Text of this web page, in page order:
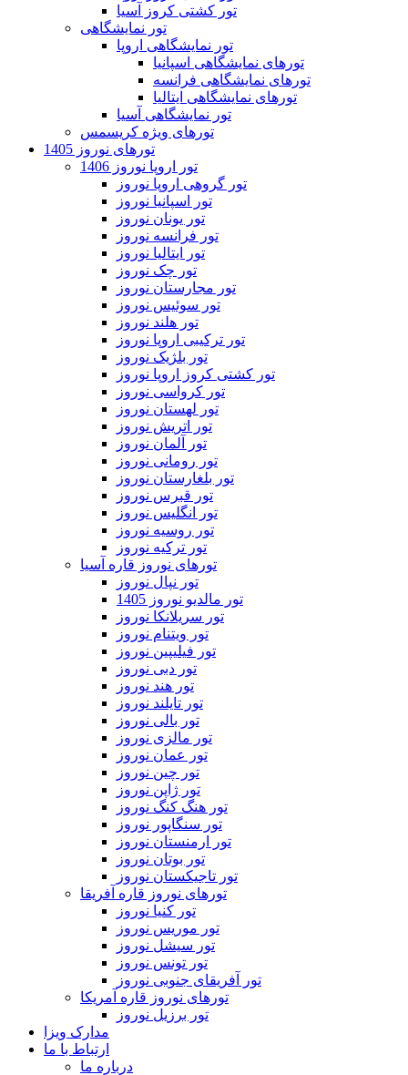
تور کشتی کروز آسیا
تور نمایشگاهی
تور نمایشگاهی اروپا
تورهای نمایشگاهی اسپانیا
تورهای نمایشگاهی فرانسه
تورهای نمایشگاهی ایتالیا
تور نمایشگاهی آسیا
تورهای ویژه کریسمس
تورهای نوروز 1405
تور اروپا نوروز 1406
تور گروهی اروپا نوروز
تور اسپانیا نوروز
تور یونان نوروز
تور فرانسه نوروز
تور ایتالیا نوروز
تور چک نوروز
تور مجارستان نوروز
تور سوئیس نوروز
تور هلند نوروز
تور ترکیبی اروپا نوروز
تور بلژیک نوروز
تور کشتی کروز اروپا نوروز
تور کرواسی نوروز
تور لهستان نوروز
تور اتریش نوروز
تور آلمان نوروز
تور رومانی نوروز
تور بلغارستان نوروز
تور قبرس نوروز
تور انگلیس نوروز
تور روسیه نوروز
تور ترکیه نوروز
تورهای نوروز قاره آسیا
تور نپال نوروز
تور مالدیو نوروز 1405
تور سریلانکا نوروز
تور ویتنام نوروز
تور فیلیپین نوروز
تور دبی نوروز
تور هند نوروز
تور تایلند نوروز
تور بالی نوروز
تور مالزی نوروز
تور عمان نوروز
تور چین نوروز
تور ژاپن نوروز
تور هنگ کنگ نوروز
تور سنگاپور نوروز
تور ارمنستان نوروز
تور بوتان نوروز
تور تاجیکستان نوروز
تورهای نوروز قاره آفریقا
تور کنیا نوروز
تور موریس نوروز
تور سیشل نوروز
تور تونس نوروز
تور آفریقای جنوبی نوروز
تورهای نوروز قاره آمریکا
تور برزیل نوروز
مدارک ویزا
ارتباط با ما
درباره ما